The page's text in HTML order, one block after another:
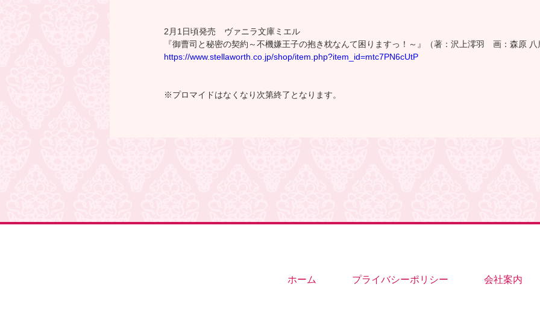
2月1日頃発売 ヴァニラ文庫ミエル
『御曹司と秘密の契約～不機嫌王子の抱き枕なんて困りますっ！～』（著：沢上澪羽 画：森原 八
https://www.stellaworth.co.jp/shop/item.php?item_id=mtc7PN6cUtP
※プロマイドはなくなり次第終了となります。
ホーム プライバシーポリシー 会社案内